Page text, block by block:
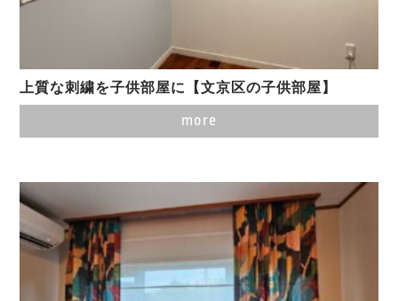
上質な刺繍を子供部屋に【文京区の子供部屋】
more